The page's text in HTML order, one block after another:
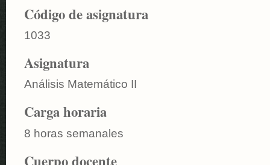
Código de asignatura
1033
Asignatura
Análisis Matemático II
Carga horaria
8 horas semanales
Cuerpo docente